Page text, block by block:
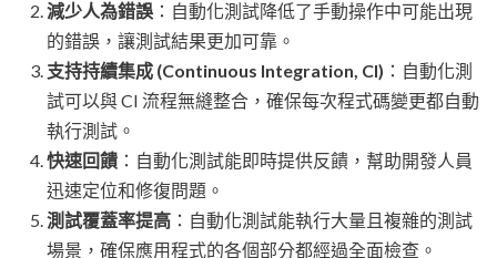
減少人為錯誤 ：自動化測試降低了手動操作中可能出現
的錯誤，讓測試結果更加可靠。
支持持續集成 (Continuous Integration, CI) ：自動化測
試可以與 CI 流程無縫整合，確保每次程式碼變更都自動
執行測試。
快速回饋 ：自動化測試能即時提供反饋，幫助開發人員
迅速定位和修復問題。
測試覆蓋率提高 ：自動化測試能執行大量且複雜的測試
場景，確保應用程式的各個部分都經過全面檢查。